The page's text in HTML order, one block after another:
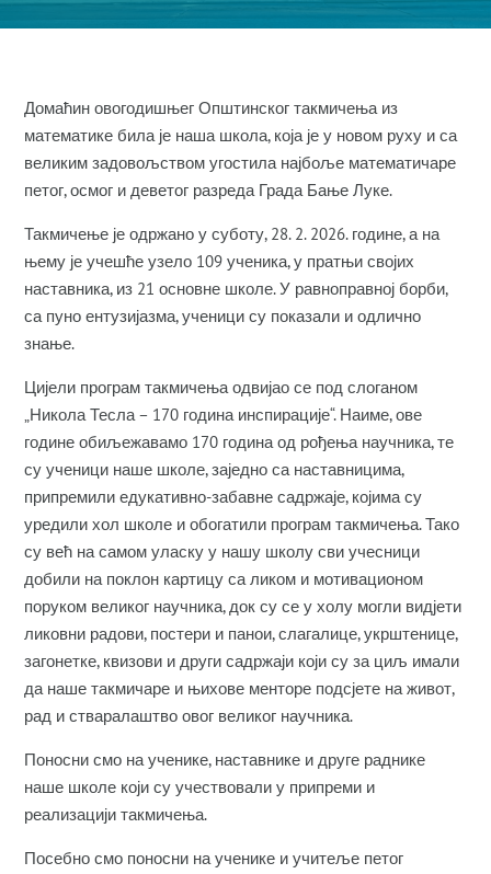
Домаћин овогодишњег Општинског такмичења из
математике била је наша школа, која је у новом руху и са
великим задовољством угостила најбоље математичаре
петог, осмог и деветог разреда Града Бање Луке.
Такмичење је одржано у суботу, 28. 2. 2026. године, а на
њему је учешће узело 109 ученика, у пратњи својих
наставника, из 21 основне школе. У равноправној борби,
са пуно ентузијазма, ученици су показали и одлично
знање.
Цијели програм такмичења одвијао се под слоганом
„Никола Тесла – 170 година инспирације“. Наиме, ове
године обиљежавамо 170 година од рођења научника, те
су ученици наше школе, заједно са наставницима,
припремили едукативно-забавне садржаје, којима су
уредили хол школе и обогатили програм такмичења. Тако
су већ на самом уласку у нашу школу сви учесници
добили на поклон картицу са ликом и мотивационом
поруком великог научника, док су се у холу могли видјети
ликовни радови, постери и панои, слагалице, укрштенице,
загонетке, квизови и други садржаји који су за циљ имали
да наше такмичаре и њихове менторе подсјете на живот,
рад и стваралаштво овог великог научника.
Поносни смо на ученике, наставнике и друге раднике
наше школе који су учествовали у припреми и
реализацији такмичења.
Посебно смо поносни на ученике и учитеље петог